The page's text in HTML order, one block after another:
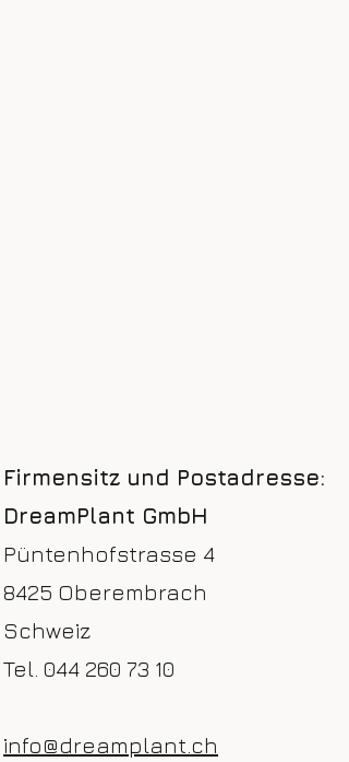
Firmensitz und Postadresse:
DreamPlant GmbH
Püntenhofstrasse 4
8425 Oberembrach
Schweiz
Tel. 044 260 73 10
info@dreamplant.ch